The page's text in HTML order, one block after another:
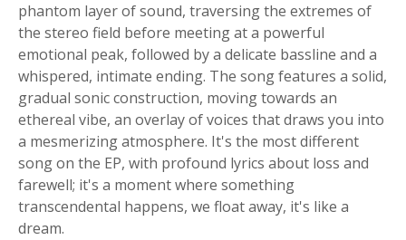
phantom layer of sound, traversing the extremes of
the stereo field before meeting at a powerful
emotional peak, followed by a delicate bassline and a
whispered, intimate ending. The song features a solid,
gradual sonic construction, moving towards an
ethereal vibe, an overlay of voices that draws you into
a mesmerizing atmosphere. It's the most different
song on the EP, with profound lyrics about loss and
farewell; it's a moment where something
transcendental happens, we float away, it's like a
dream.